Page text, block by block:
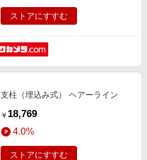
ストアにすすむ
支柱（埋込み式） ヘアーライン
￥ 18,769
4.0%
ストアにすすむ